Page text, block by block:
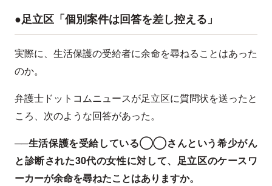
●足立区「個別案件は回答を差し控える」
実際に、生活保護の受給者に余命を尋ねることはあった
のか。
弁護士ドットコムニュースが足立区に質問状を送ったと
ころ、次のような回答があった。
──生活保護を受給している◯◯さんという希少がん
と診断された30代の女性に対して、足立区のケースワ
ーカーが余命を尋ねたことはありますか。